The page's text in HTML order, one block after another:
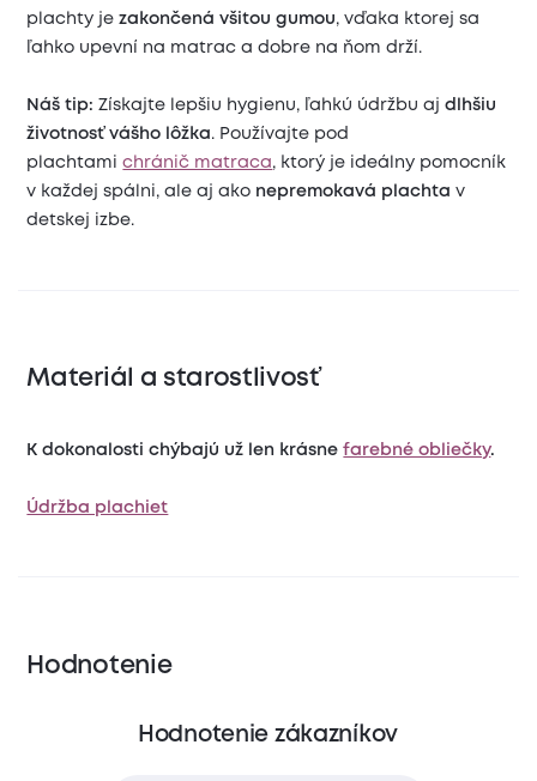
plachty jezakončená všitou gumou, vďaka ktorej sa
ľahko upevní na matrac a dobre na ňom drží.
Náš tip: Získajte lepšiu hygienu, ľahkú údržbu ajdlhšiu
životnosť vášho lôžka. Používajte pod
plachtamichránič matraca, ktorý je ideálny pomocník
v každej spálni, ale aj ako nepremokavá plachta v
detskej izbe.
Materiál a starostlivosť
K dokonalosti chýbajú už len krásnefarebné obliečky.
Údržba plachiet
Hodnotenie
Hodnotenie zákazníkov